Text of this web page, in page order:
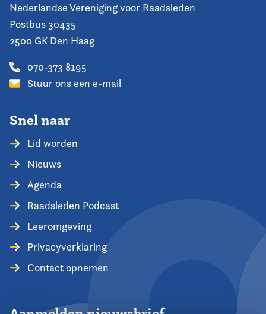
Nederlandse Vereniging voor Raadsleden
Postbus 30435
2500 GK Den Haag
070-373 8195
Stuur ons een e-mail
Snel naar
Lid worden
Nieuws
Agenda
Raadsleden Podcast
Leeromgeving
Privacyverklaring
Contact opnemen